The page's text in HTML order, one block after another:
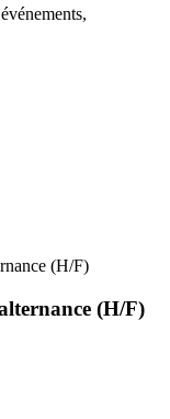
(H/F)
(H/F)